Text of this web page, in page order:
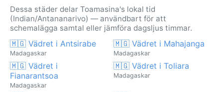
Dessa städer delar Toamasina's lokal tid
(Indian/Antananarivo) — användbart för att
schemalägga samtal eller jämföra dagsljus timmar.
🇲🇬 Vädret i Antsirabe
Madagaskar
🇲🇬 Vädret i Mahajanga
Madagaskar
🇲🇬 Vädret i
Fianarantsoa
Madagaskar
🇲🇬 Vädret i Toliara
Madagaskar